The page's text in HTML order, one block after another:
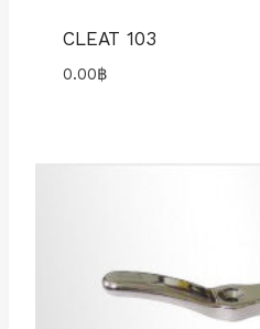
CLEAT 103
0.00฿